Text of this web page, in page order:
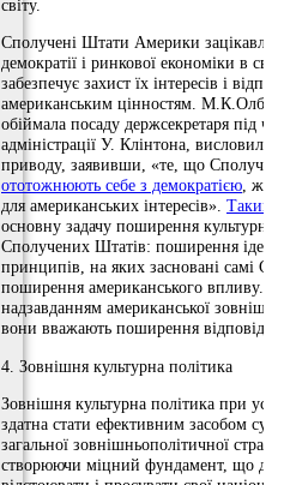
світу.
Сполучені Штати Америки
демократії і ринкової економіки в
забезпечує захист їх інтересів і
американським цінностям.
обіймала посаду держсекретаря під
адміністрації У. Клінтона,
приводу, заявивши, «те, що
ототожнюють себе з демократією,
для американських інтересів». Таким
основну задачу поширення
Сполучених Штатів: поширення
принципів, на яких засновані самі
поширення американського впливу.
надзавданням американської
вони вважають поширення
4. Зовнішня культурна політика
Зовнішня культурна політика при
здатна стати ефективним засобом
загальної зовнішньополітичної
створюючи міцний фундамент, що